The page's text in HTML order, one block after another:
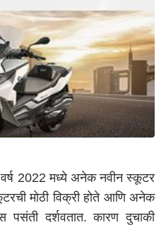
वर्ष 2022 मध्ये अनेक नवीन स्कूटर
मोठी विक्री होते आणि अनेक
दर्शवतात. कारण दुचाकी